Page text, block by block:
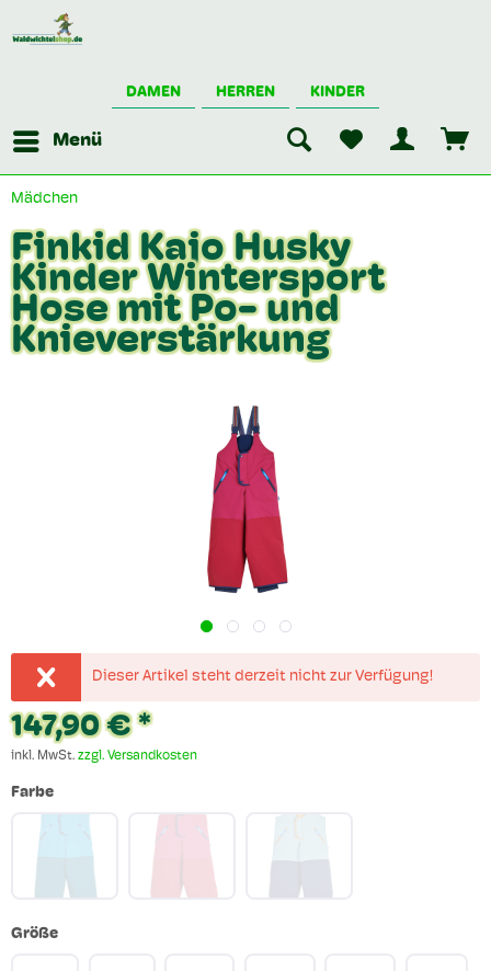
DAMEN HERREN KINDER
Menü
Mädchen
Finkid Kajo Husky
Kinder Wintersport
Hose mit Po- und
Knieverstärkung
Dieser Artikel steht derzeit nicht zur Verfügung!
147,90 € *
inkl. MwSt. zzgl. Versandkosten
Farbe
Größe